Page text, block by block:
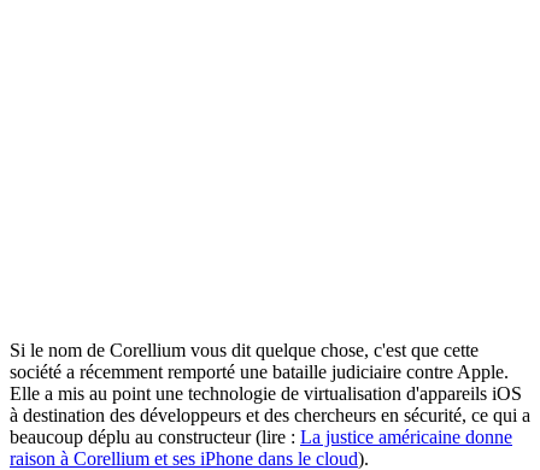
Si le nom de Corellium vous dit quelque chose, c'est que cette
société a récemment remporté une bataille judiciaire contre Apple.
Elle a mis au point une technologie de virtualisation d'appareils iOS
à destination des développeurs et des chercheurs en sécurité, ce qui a
beaucoup déplu au constructeur (lire : La justice américaine donne
raison à Corellium et ses iPhone dans le cloud).